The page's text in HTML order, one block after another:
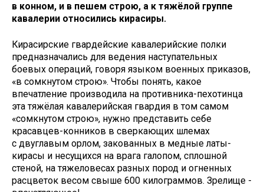
в конном, и в пешем строю, а к тяжёлой группе
кавалерии относились кирасиры.
Кирасирские гвардейские кавалерийские полки
предназначались для ведения наступательных
боевых операций, говоря языком военных приказов,
«в сомкнутом строю». Чтобы понять, какое
впечатление производила на противника-пехотинца
эта тяжёлая кавалерийская гвардия в том самом
«сомкнутом строю», нужно представить себе
красавцев-конников в сверкающих шлемах
с двуглавым орлом, закованных в медные латы-
кирасы и несущихся на врага галопом, сплошной
стеной, на тяжеловесах разных пород и огненных
расцветок весом свыше 600 килограммов. Зрелище -